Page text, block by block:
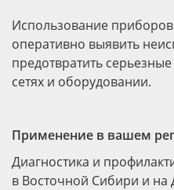
Использование
оперативно выявить
предотвратить
сетях и оборудовании.
Применение в вашем
Диагностика и
в Восточной Сибири и на